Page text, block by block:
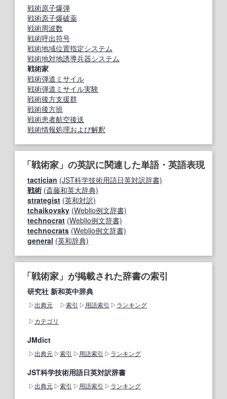
戦術原子爆弾
戦術原子爆破薬
戦術周波数
戦術呼出符号
戦術地域位置指定システム
戦術地対地誘導兵器システム
戦術家
戦術弾道ミサイル
戦術弾道ミサイル実験
戦術後方支援群
戦術後方班
戦術患者航空後送
戦術情報処理および解釈
「戦術家」の英訳に関連した単語・英語表現
tactician (JST科学技術用語日英対訳辞書)
戦術 (斎藤和英大辞典)
strategist (英和対訳)
tchaikovsky (Weblio例文辞書)
technocrat (Weblio例文辞書)
technocrats (Weblio例文辞書)
general (英和辞典)
「戦術家」が掲載された辞書の索引
研究社 新和英中辞典
出典元 索引 用語索引
ランキング
カテゴリ
JMdict
出典元 索引 用語索引 ランキング
JST科学技術用語日英対訳辞書
出典元 索引 用語索引 ランキング